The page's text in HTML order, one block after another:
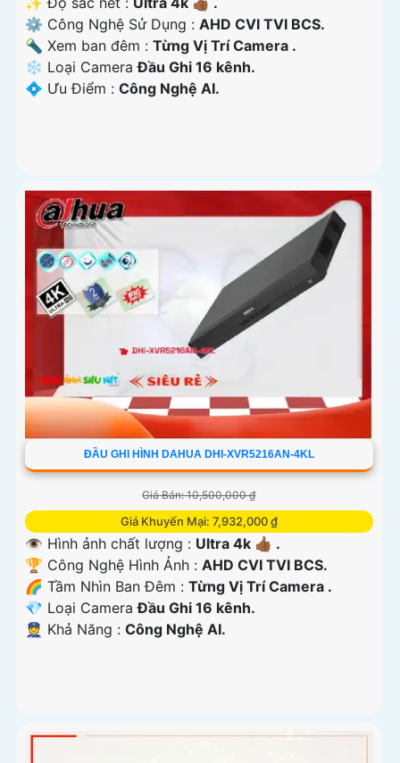
⚙ Công Nghệ Sử Dụng : AHD CVI TVI BCS.
🔦 Xem ban đêm : Từng Vị Trí Camera .
❄ Loại CameraĐầu Ghi 16 kênh.
️💠 Ưu Điểm : Công Nghệ AI.
ĐẦU GHI HÌNH DAHUA DHI-XVR5216AN-4KL
Giá Bán: 10,500,000 ₫
Giá Khuyến Mại: 7,932,000 ₫
👁 Hình ảnh chất lượng : Ultra 4k 👍🏾 .
🏆 Công Nghệ Hình Ảnh : AHD CVI TVI BCS.
🌈 Tầm Nhìn Ban Đêm : Từng Vị Trí Camera .
💎 Loại CameraĐầu Ghi 16 kênh.
️👮 Khả Năng : Công Nghệ AI.